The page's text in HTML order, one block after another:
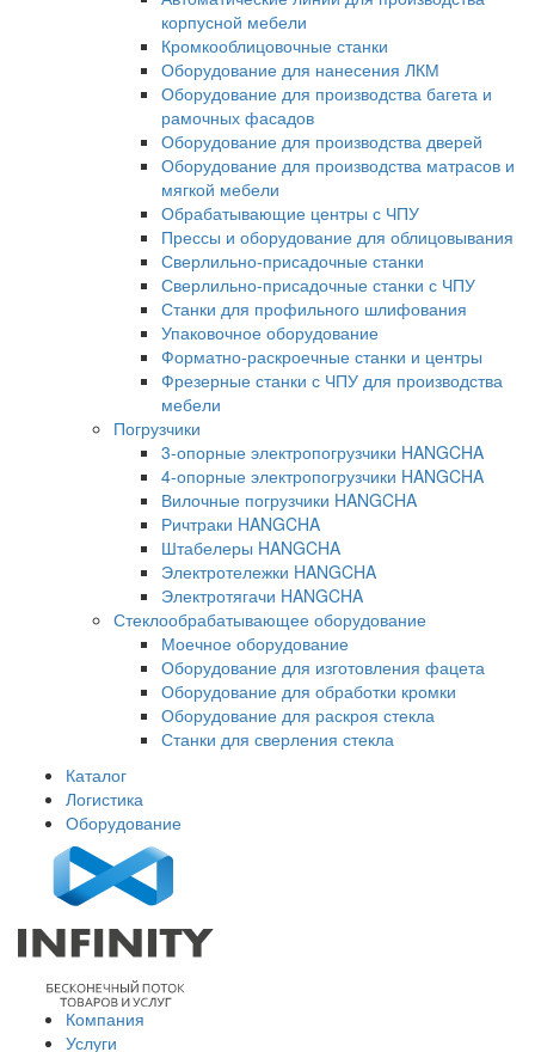
корпусной мебели
Кромкооблицовочные станки
Оборудование для нанесения ЛКМ
Оборудование для производства багета и
рамочных фасадов
Оборудование для производства дверей
Оборудование для производства матрасов и
мягкой мебели
Обрабатывающие центры с ЧПУ
Прессы и оборудование для облицовывания
Сверлильно-присадочные станки
Сверлильно-присадочные станки с ЧПУ
Станки для профильного шлифования
Упаковочное оборудование
Форматно-раскроечные станки и центры
Фрезерные станки с ЧПУ для производства
мебели
Погрузчики
3-опорные электропогрузчики HANGCHA
4-опорные электропогрузчики HANGCHA
Вилочные погрузчики HANGCHA
Ричтраки HANGCHA
Штабелеры HANGCHA
Электротележки HANGCHA
Электротягачи HANGCHA
Стеклообрабатывающее оборудование
Моечное оборудование
Оборудование для изготовления фацета
Оборудование для обработки кромки
Оборудование для раскроя стекла
Станки для сверления стекла
Каталог
Логистика
Оборудование
Компания
Услуги